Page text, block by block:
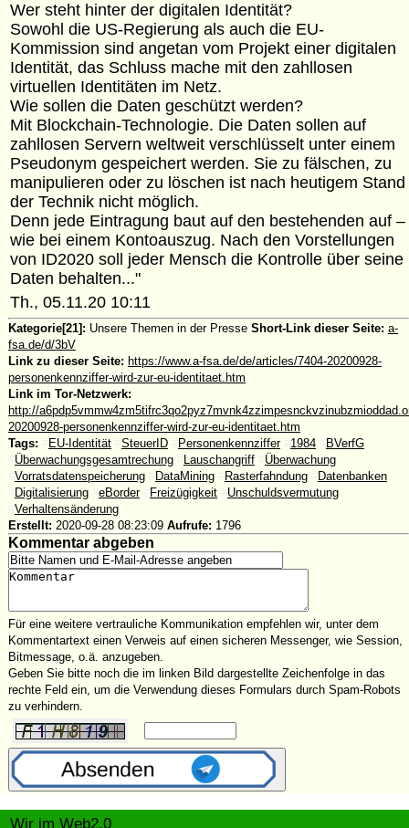
Wer steht hinter der digitalen Identität?
Sowohl die US-Regierung als auch die EU-
Kommission sind angetan vom Projekt einer digitalen
Identität, das Schluss mache mit den zahllosen
virtuellen Identitäten im Netz.
Wie sollen die Daten geschützt werden?
Mit Blockchain-Technologie. Die Daten sollen auf
zahllosen Servern weltweit verschlüsselt unter einem
Pseudonym gespeichert werden. Sie zu fälschen, zu
manipulieren oder zu löschen ist nach heutigem Stand
der Technik nicht möglich.
Denn jede Eintragung baut auf den bestehenden auf –
wie bei einem Kontoauszug. Nach den Vorstellungen
von ID2020 soll jeder Mensch die Kontrolle über seine
Daten behalten..."
Th., 05.11.20 10:11
Kategorie[21]: Unsere Themen in der Presse Short-Link dieser Seite: a-
fsa.de/d/3bV
Link zu dieser Seite: https://www.a-fsa.de/de/articles/7404-20200928-
personenkennziffer-wird-zur-eu-identitaet.htm
Link im Tor-Netzwerk:
http://
20200928-personenkennziffer-wird-zur-eu-identitaet.htm
Tags:
EU-Identität SteuerID Personenkennziffer 1984
BVerfG
Überwachungsgesamtrechung Lauschangriff
Überwachung
Vorratsdatenspeicherung DataMining Rasterfahndung
Datenbanken
Digitalisierung eBorder Freizügigkeit
Unschuldsvermutung
Verhaltensänderung
Erstellt: 2020-09-28 08:23:09 Aufrufe: 1796
Kommentar abgeben
Für eine weitere vertrauliche Kommunikation empfehlen wir, unter dem
Kommentartext einen Verweis auf einen sicheren Messenger, wie Session,
Bitmessage, o.ä. anzugeben.
Geben Sie bitte noch die im linken Bild dargestellte Zeichenfolge in das
rechte Feld ein, um die Verwendung dieses Formulars durch Spam-Robots
zu verhindern.
Wir im Web2.0